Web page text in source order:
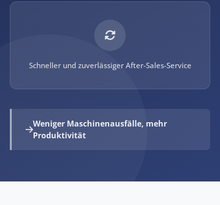
Schneller und zuverlässiger After-Sales-Service
Weniger Maschinenausfälle, mehr
Produktivität